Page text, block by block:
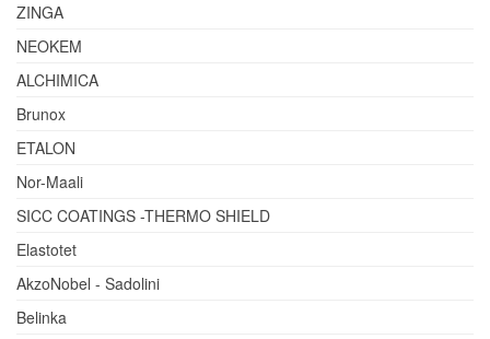
ZINGA
NEOKEM
ALCHIMICA
Brunox
ETALON
Nor-Maali
SICC COATINGS -THERMO SHIELD
Elastotet
AkzoNobel - Sadolini
Belinka